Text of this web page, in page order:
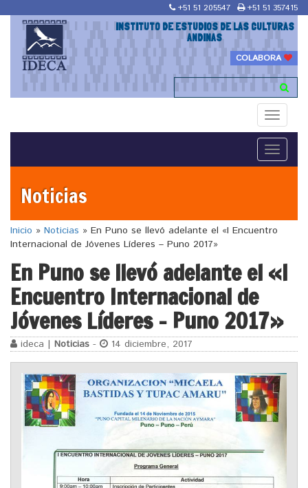
+51 51 205547 +51 51 357415
INSTITUTO DE ESTUDIOS DE LAS CULTURAS
ANDINAS
COLABORA
Toggle
Toggle
Noticias
Inicio » Noticias » En Puno se llevó adelante el «I Encuentro
Internacional de Jóvenes Líderes – Puno 2017»
En Puno se llevó adelante el «I
Encuentro Internacional de
Jóvenes Líderes – Puno 2017»
ideca | Noticias - 14 diciembre, 2017